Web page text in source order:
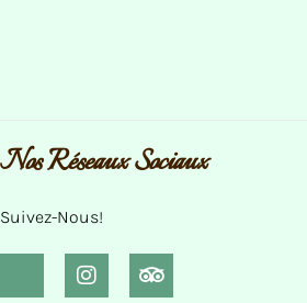
Nos Réseaux Sociaux
Suivez-Nous!